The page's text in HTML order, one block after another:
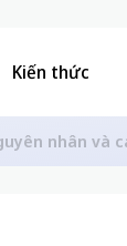
Kiến thức
nhân và